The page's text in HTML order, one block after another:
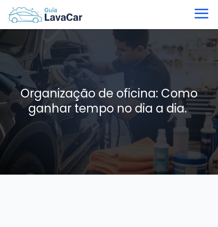
Organização de oficina: Como
ganhar tempo no dia a dia.